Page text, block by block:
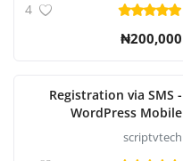
₦200,000
Registration via SMS -
WordPress Mobile
Number Signup and
scriptvtech